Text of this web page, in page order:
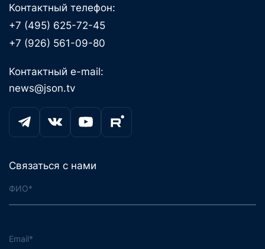
Контактный телефон:
+7 (495) 625-72-45
+7 (926) 561-09-80
Контактный e-mail:
news@json.tv
Связаться с нами